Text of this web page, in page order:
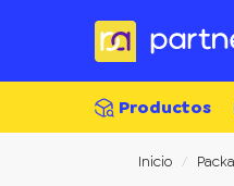
Productos
Inicio /